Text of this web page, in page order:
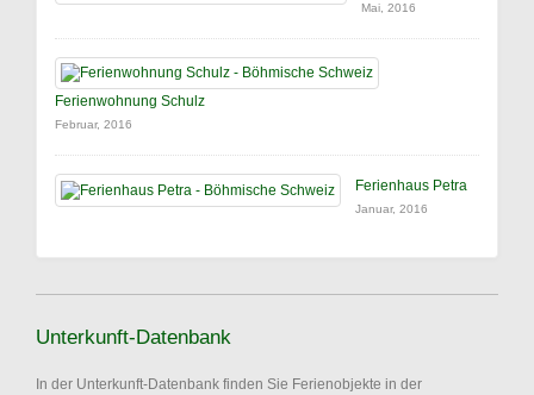
Mai, 2016
Ferienwohnung Schulz
Februar, 2016
Ferienhaus Petra
Januar, 2016
Unterkunft-Datenbank
In der Unterkunft-Datenbank finden Sie Ferienobjekte in der